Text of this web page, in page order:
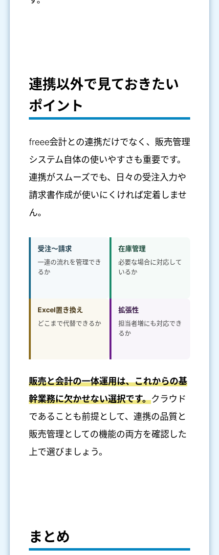
連携以外で見ておきたい
ポイント
freee会計との連携だけでなく、販売管理
システム自体の使いやすさも重要です。
連携がスムーズでも、日々の受注入力や
請求書作成が使いにくければ定着しませ
ん。
受注〜請求
一連の流れを管理でき
るか
在庫管理
必要な場合に対応して
いるか
Excel置き換え
どこまで代替できるか
拡張性
担当者増にも対応でき
るか
販売と会計の一体運用は、これからの基
幹業務に欠かせない選択です。クラウド
であることも前提として、連携の品質と
販売管理としての機能の両方を確認した
上で選びましょう。
まとめ